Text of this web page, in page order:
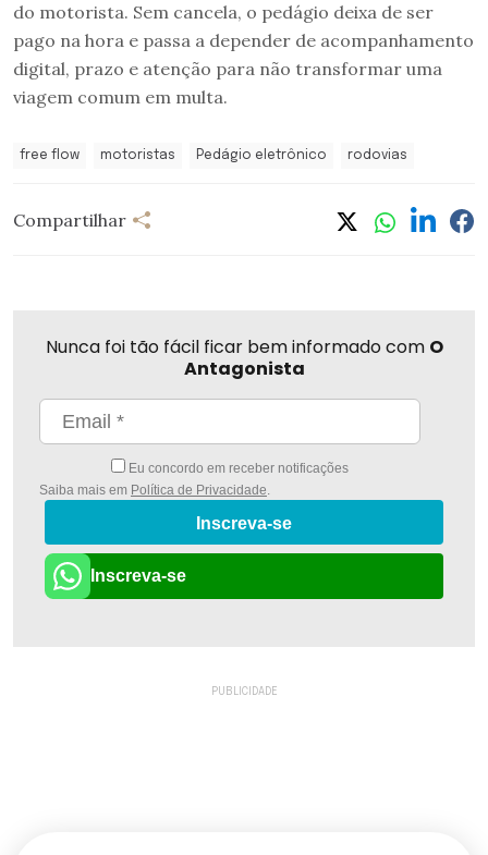
do motorista. Sem cancela, o pedágio deixa de ser
pago na hora e passa a depender de acompanhamento
digital, prazo e atenção para não transformar uma
viagem comum em multa.
free flow motoristas Pedágio eletrônico rodovias
Compartilhar
Nunca foi tão fácil ficar bem informado com O
Antagonista
Eu concordo em receber notificações
Saiba mais em Política de Privacidade.
Inscreva-se
Inscreva-se